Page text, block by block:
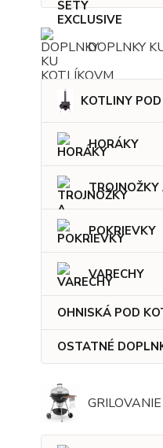
DOPLNKY
KOTLINY
HORÁKY
POKRIEVKY
VARECHY
OHNISKÁ POD
OSTATNÉ